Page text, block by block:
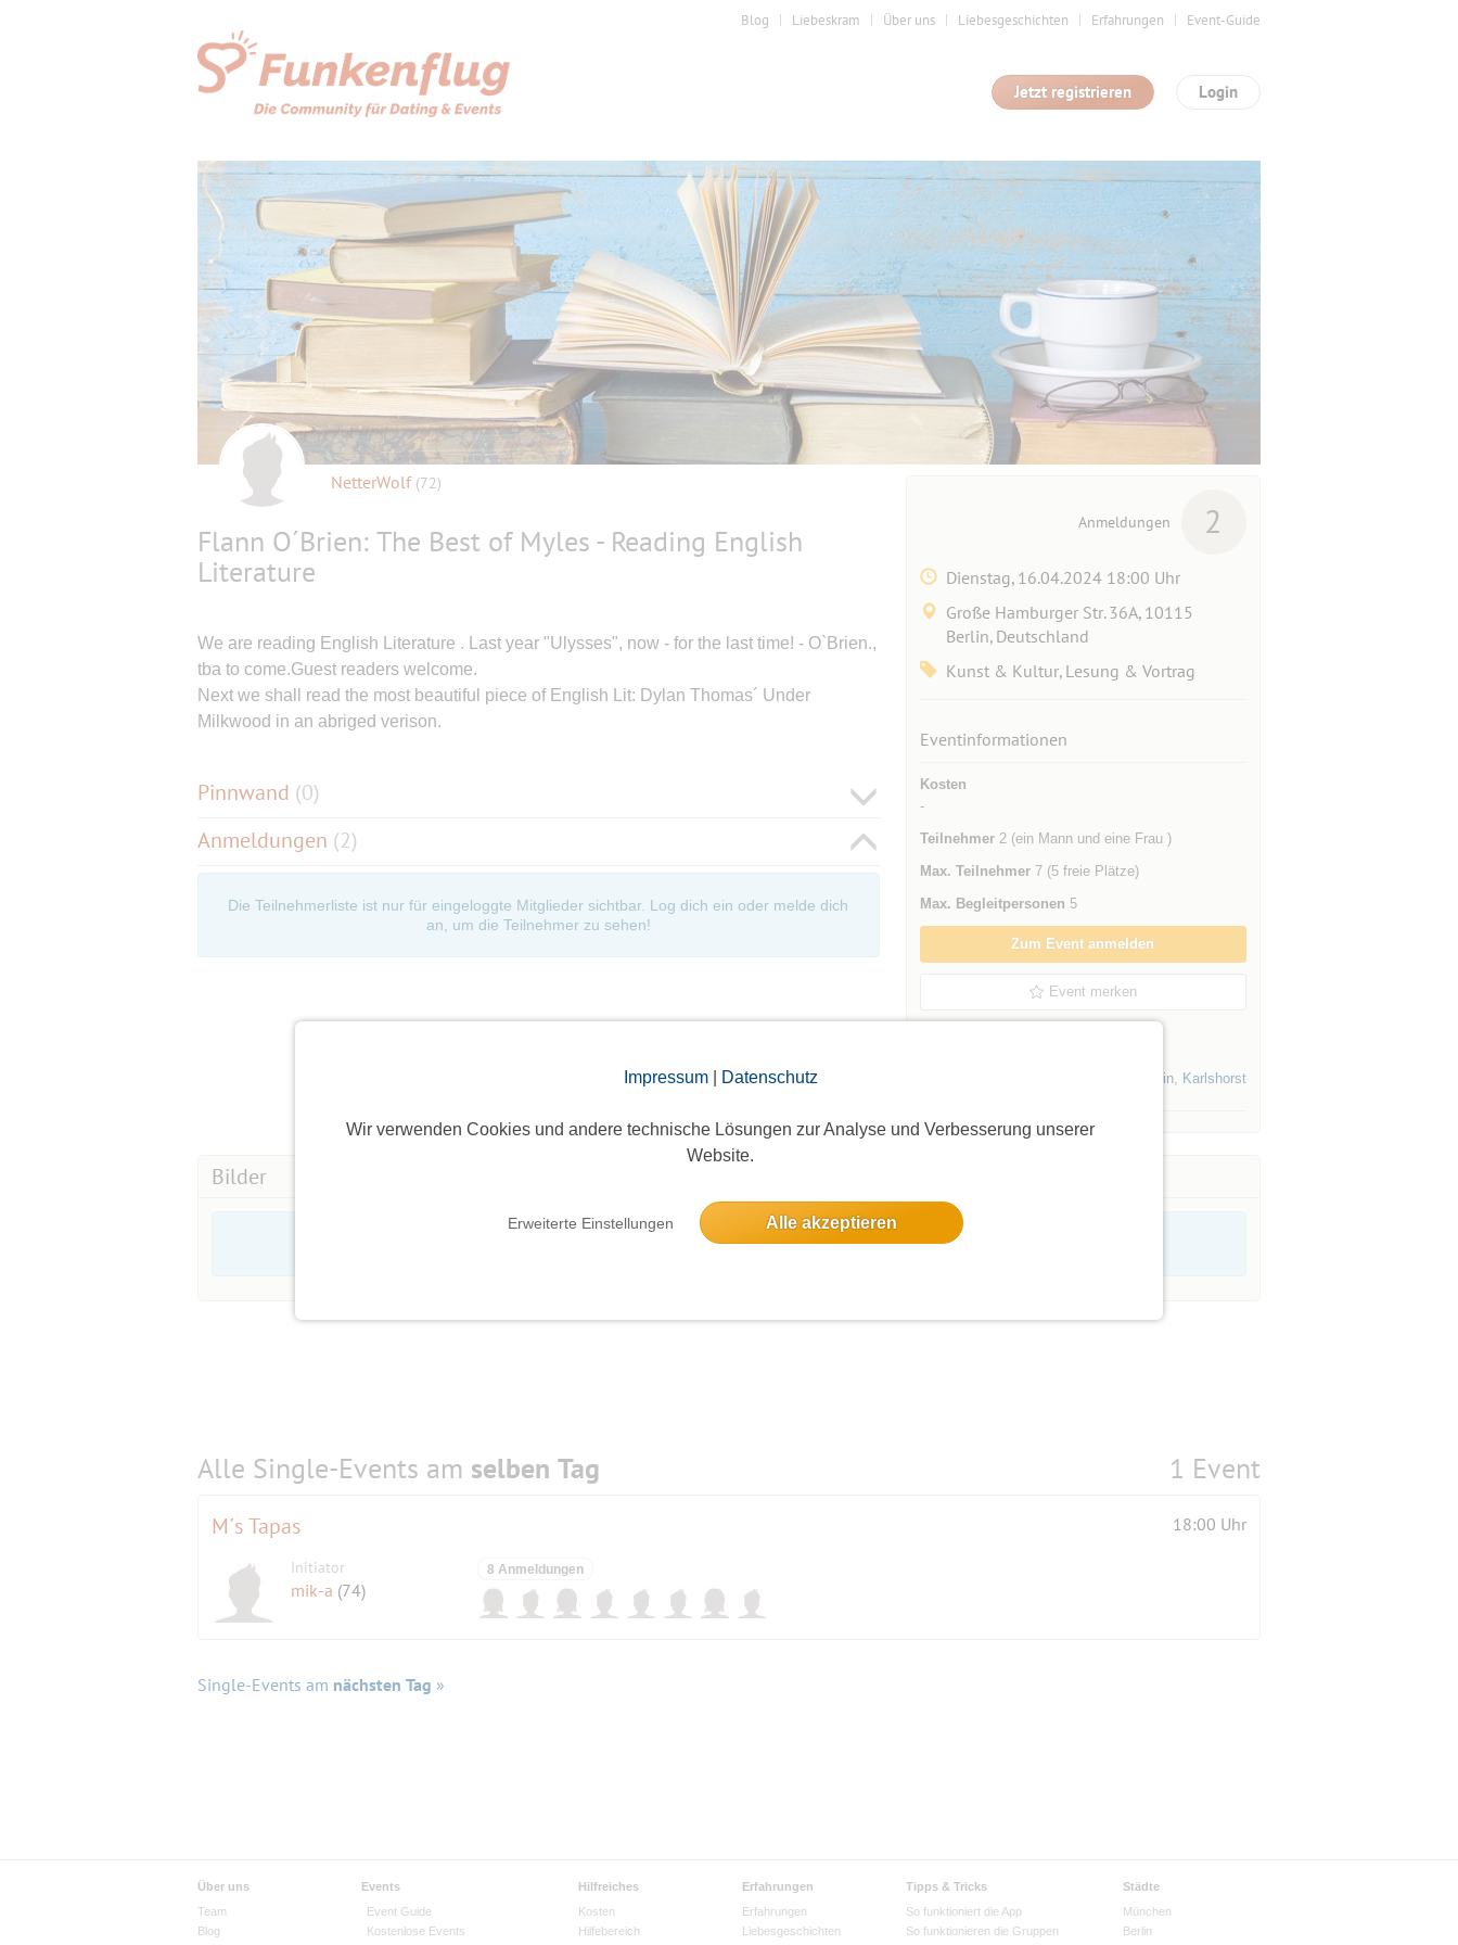
Impressum| Datenschutz
Wir verwenden Cookies und andere technische Lösungen zur Analyse und Verbesserung unserer
Website.
Erweiterte Einstellungen Alle akzeptieren
Blog Liebeskram Über uns Liebesgeschichten Erfahrungen Event-Guide
Login
Jetzt registrieren
NetterWolf (72)
Flann O´Brien: The Best of Myles - Reading English
Literature
We are reading English Literature . Last year "Ulysses", now - for the last time! - O`Brien.,
tba to come.Guest readers welcome.
Next we shall read the most beautiful piece of English Lit: Dylan Thomas´ Under
Milkwood in an abriged verison.
Pinnwand (0)
Anmeldungen (2)
Die Teilnehmerliste ist nur für eingeloggte Mitglieder sichtbar. Log dich ein oder melde dich
an, um die Teilnehmer zu sehen!
Anmeldungen 2
Dienstag, 16.04.2024 18:00 Uhr
Große Hamburger Str. 36A, 10115
Berlin, Deutschland
Kunst & Kultur, Lesung & Vortrag
Eventinformationen
Kosten
-
Teilnehmer2 (ein Mann und eine Frau )
Max. Teilnehmer7 (5 freie Plätze)
Max. Begleitpersonen 5
Zum Event anmelden
Event merken
Berlin, Karlshorst
Bilder
Die Bildergalerien sind nur für eingeloggte Mitglieder sichtbar.
Alle Single-Events am selben Tag 1 Event
M´s Tapas 18:00 Uhr
Initiator
mik-a (74)
8 Anmeldungen
Single-Events am nächsten Tag »
Über uns
Team
Blog
Events
Event Guide
Kostenlose Events
Hilfreiches
Kosten
Hilfebereich
Erfahrungen
Erfahrungen
Liebesgeschichten
Tipps & Tricks
So funktioniert die App
So funktionieren die Gruppen
Städte
München
Berlin